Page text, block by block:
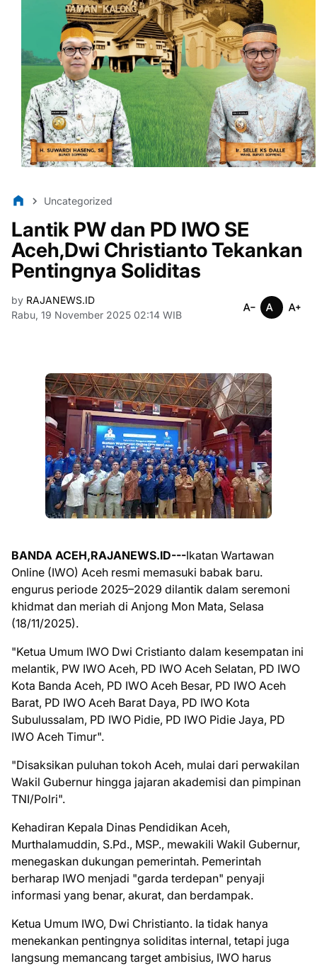
Uncategorized
Lantik PW dan PD IWO SE
Aceh,Dwi Christianto Tekankan
Pentingnya Soliditas
by RAJANEWS.ID
Rabu, 19 November 2025 02:14 WIB
BANDA ACEH,RAJANEWS.ID---Ikatan Wartawan
Online (IWO) Aceh resmi memasuki babak baru.
engurus periode 2025–2029 dilantik dalam seremoni
khidmat dan meriah di Anjong Mon Mata, Selasa
(18/11/2025).
"Ketua Umum IWO Dwi Cristianto dalam kesempatan ini
melantik, PW IWO Aceh, PD IWO Aceh Selatan, PD IWO
Kota Banda Aceh, PD IWO Aceh Besar, PD IWO Aceh
Barat, PD IWO Aceh Barat Daya, PD IWO Kota
Subulussalam, PD IWO Pidie, PD IWO Pidie Jaya, PD
IWO Aceh Timur".
"Disaksikan puluhan tokoh Aceh, mulai dari perwakilan
Wakil Gubernur hingga jajaran akademisi dan pimpinan
TNI/Polri".
Kehadiran Kepala Dinas Pendidikan Aceh,
Murthalamuddin, S.Pd., MSP., mewakili Wakil Gubernur,
menegaskan dukungan pemerintah. Pemerintah
berharap IWO menjadi "garda terdepan" penyaji
informasi yang benar, akurat, dan berdampak.
Ketua Umum IWO, Dwi Christianto. Ia tidak hanya
menekankan pentingnya soliditas internal, tetapi juga
langsung memancang target ambisius, IWO harus